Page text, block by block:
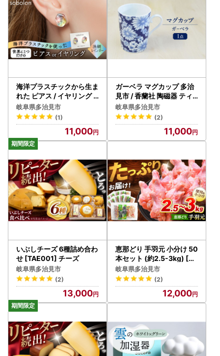
海洋プラスチックから生ま
れた ピアス / イヤリング s
obolon いびつちゃん 漁網
レインボー 多治見市[TFC
017]
岐阜県多治見市
(1)
11,000
ガーベラ マグカップ 多治
見市 / 香蘭社 陶磁器 ティ
ーカップ コーヒーカップ[
TDY063]
岐阜県多治見市
(2)
11,000
いぶしチーズ 6種詰め合わ
せ [TAE001] チーズ
岐阜県多治見市
(2)
13,000
恵那どり 手羽元 小分け 50
本セット (約2.5-3kg) [TE
Z011] 手羽元
岐阜県多治見市
(2)
12,000